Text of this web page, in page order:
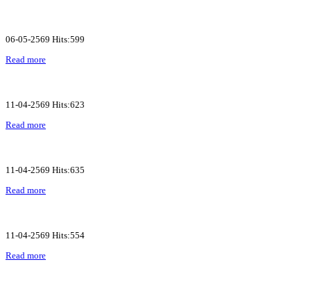
06-05-2569 Hits:599
Read more
11-04-2569 Hits:623
Read more
11-04-2569 Hits:635
Read more
11-04-2569 Hits:554
Read more